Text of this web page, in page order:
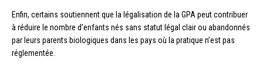
Enfin, certains soutiennent que la légalisation de la GPA peut contribuer
à réduire le nombre d’enfants nés sans statut légal clair ou abandonnés
par leurs parents biologiques dans les pays où la pratique n’est pas
réglementée.